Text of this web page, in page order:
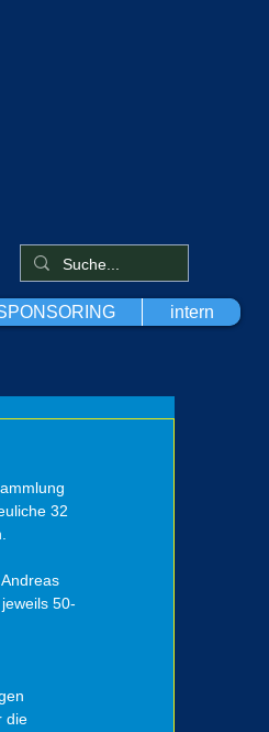
intern
32
50-
die